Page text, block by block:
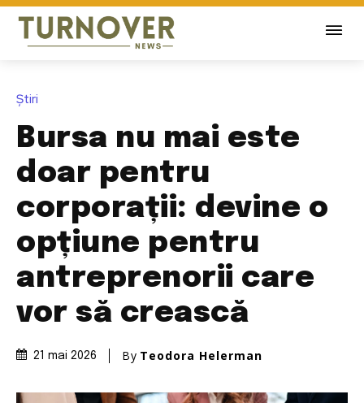
Știri
Bursa nu mai este
doar pentru
corporații: devine o
opțiune pentru
antreprenorii care
vor să crească
21 mai 2026 By Teodora Helerman